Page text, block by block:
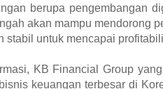
berupa pengembangan
akan mampu mendorong
stabil untuk mencapai
KB Financial Group
keuangan terbesar di